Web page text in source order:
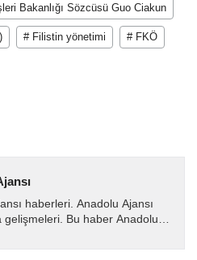
Bakanlığı Sözcüsü Guo Ciakun
# Filistin yönetimi # FKÖ
haberleri. Anadolu Ajansı
gelişmeleri. Bu haber Anadolu